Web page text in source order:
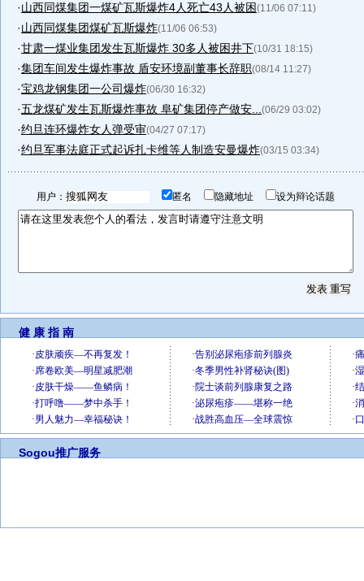
·山西同煤集团一煤矿瓦斯爆炸4人死亡43人被困(11/06 07:11)
·山西同煤集团煤矿瓦斯爆炸(11/06 06:53)
·甘肃一煤业集团发生瓦斯爆炸 30多人被困井下(10/31 18:15)
·集团车间发生爆炸事故 盾安环境副董事长辞职(08/14 11:27)
·宝鸡龙钢集团一公司爆炸(06/30 16:32)
·五龙煤矿发生瓦斯爆炸事故 阜矿集团停产做安... (06/29 03:02)
·约旦连环爆炸女人弹受审(04/27 07:17)
·约旦军事法庭正式起诉扎卡维等人制造安曼爆炸(03/15 03:34)
用户： 匿名 隐藏地址 设为辩论话题
健 康 指 南
Sogou推广服务